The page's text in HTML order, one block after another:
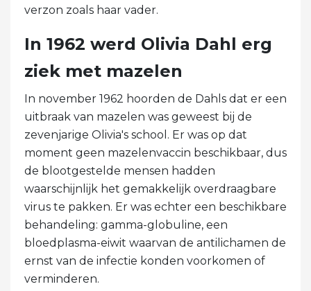
verzon zoals haar vader.
In 1962 werd Olivia Dahl erg
ziek met mazelen
In november 1962 hoorden de Dahls dat er een
uitbraak van mazelen was geweest bij de
zevenjarige Olivia's school. Er was op dat
moment geen mazelenvaccin beschikbaar, dus
de blootgestelde mensen hadden
waarschijnlijk het gemakkelijk overdraagbare
virus te pakken. Er was echter een beschikbare
behandeling: gamma-globuline, een
bloedplasma-eiwit waarvan de antilichamen de
ernst van de infectie konden voorkomen of
verminderen.